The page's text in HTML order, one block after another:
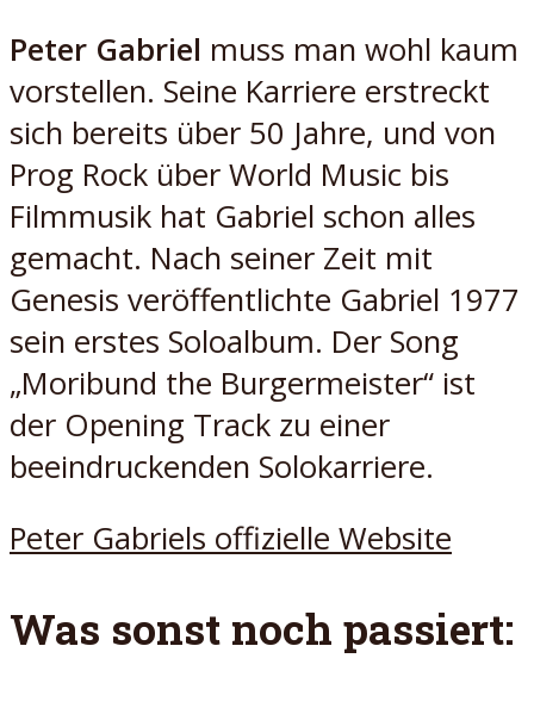
Peter Gabriel muss man wohl kaum
vorstellen. Seine Karriere erstreckt
sich bereits über 50 Jahre, und von
Prog Rock über World Music bis
Filmmusik hat Gabriel schon alles
gemacht. Nach seiner Zeit mit
Genesis veröffentlichte Gabriel 1977
sein erstes Soloalbum. Der Song
„Moribund the Burgermeister“ ist
der Opening Track zu einer
beeindruckenden Solokarriere.
Peter Gabriels offizielle Website
Was sonst noch passiert: